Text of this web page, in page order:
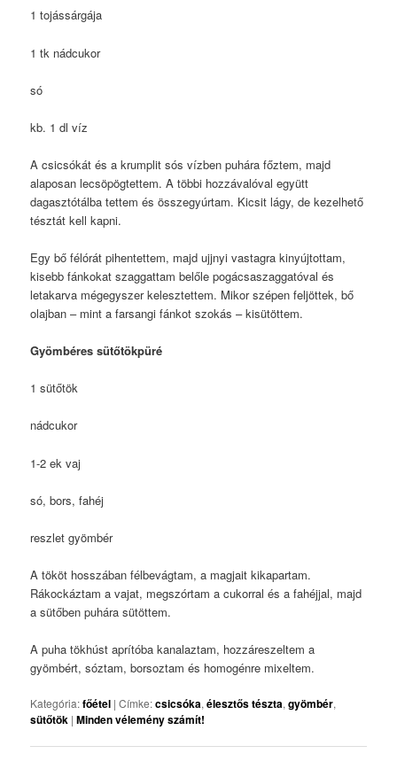
1 tojássárgája
1 tk nádcukor
só
kb. 1 dl víz
A csicsókát és a krumplit sós vízben puhára főztem, majd
alaposan lecsöpögtettem. A többi hozzávalóval együtt
dagasztótálba tettem és összegyúrtam. Kicsit lágy, de kezelhető
tésztát kell kapni.
Egy bő félórát pihentettem, majd ujjnyi vastagra kinyújtottam,
kisebb fánkokat szaggattam belőle pogácsaszaggatóval és
letakarva mégegyszer kelesztettem. Mikor szépen feljöttek, bő
olajban – mint a farsangi fánkot szokás – kisütöttem.
Gyömbéres sütőtökpüré
1 sütőtök
nádcukor
1-2 ek vaj
só, bors, fahéj
reszlet gyömbér
A tököt hosszában félbevágtam, a magjait kikapartam.
Rákockáztam a vajat, megszórtam a cukorral és a fahéjjal, majd
a sütőben puhára sütöttem.
A puha tökhúst aprítóba kanalaztam, hozzáreszeltem a
gyömbért, sóztam, borsoztam és homogénre mixeltem.
Kategória:főétel |Címke:csicsóka,élesztős tészta,gyömbér,
sütőtök |Minden vélemény számít!